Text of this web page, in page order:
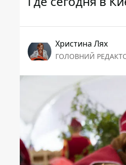
Христина Лях
ГОЛОВНИЙ